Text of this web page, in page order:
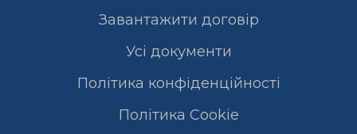
Завантажити договір
Усі документи
Політика конфіденційності
Полiтика Cookie